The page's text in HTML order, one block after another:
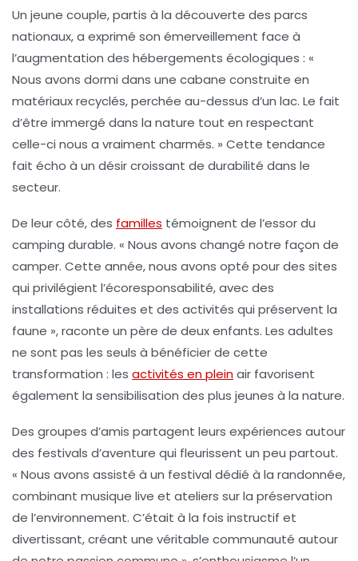
Un jeune couple, partis à la découverte des parcs
nationaux, a exprimé son émerveillement face à
l’augmentation des hébergements écologiques : «
Nous avons dormi dans une cabane construite en
matériaux recyclés, perchée au-dessus d’un lac. Le fait
d’être immergé dans la nature tout en respectant
celle-ci nous a vraiment charmés. » Cette tendance
fait écho à un désir croissant de durabilité dans le
secteur.
De leur côté, des familles témoignent de l’essor du
camping durable. « Nous avons changé notre façon de
camper. Cette année, nous avons opté pour des sites
qui privilégient l’écoresponsabilité, avec des
installations réduites et des activités qui préservent la
faune », raconte un père de deux enfants. Les adultes
ne sont pas les seuls à bénéficier de cette
transformation : les activités en pleinair favorisent
également la sensibilisation des plus jeunes à la nature.
Des groupes d’amis partagent leurs expériences autour
des festivals d’aventure qui fleurissent un peu partout.
« Nous avons assisté à un festival dédié à la randonnée,
combinant musique live et ateliers sur la préservation
de l’environnement. C’était à la fois instructif et
divertissant, créant une véritable communauté autour